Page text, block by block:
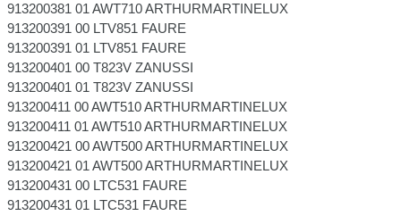
913200381 01 AWT710 ARTHURMARTINELUX
913200391 00 LTV851 FAURE
913200391 01 LTV851 FAURE
913200401 00 T823V ZANUSSI
913200401 01 T823V ZANUSSI
913200411 00 AWT510 ARTHURMARTINELUX
913200411 01 AWT510 ARTHURMARTINELUX
913200421 00 AWT500 ARTHURMARTINELUX
913200421 01 AWT500 ARTHURMARTINELUX
913200431 00 LTC531 FAURE
913200431 01 LTC531 FAURE